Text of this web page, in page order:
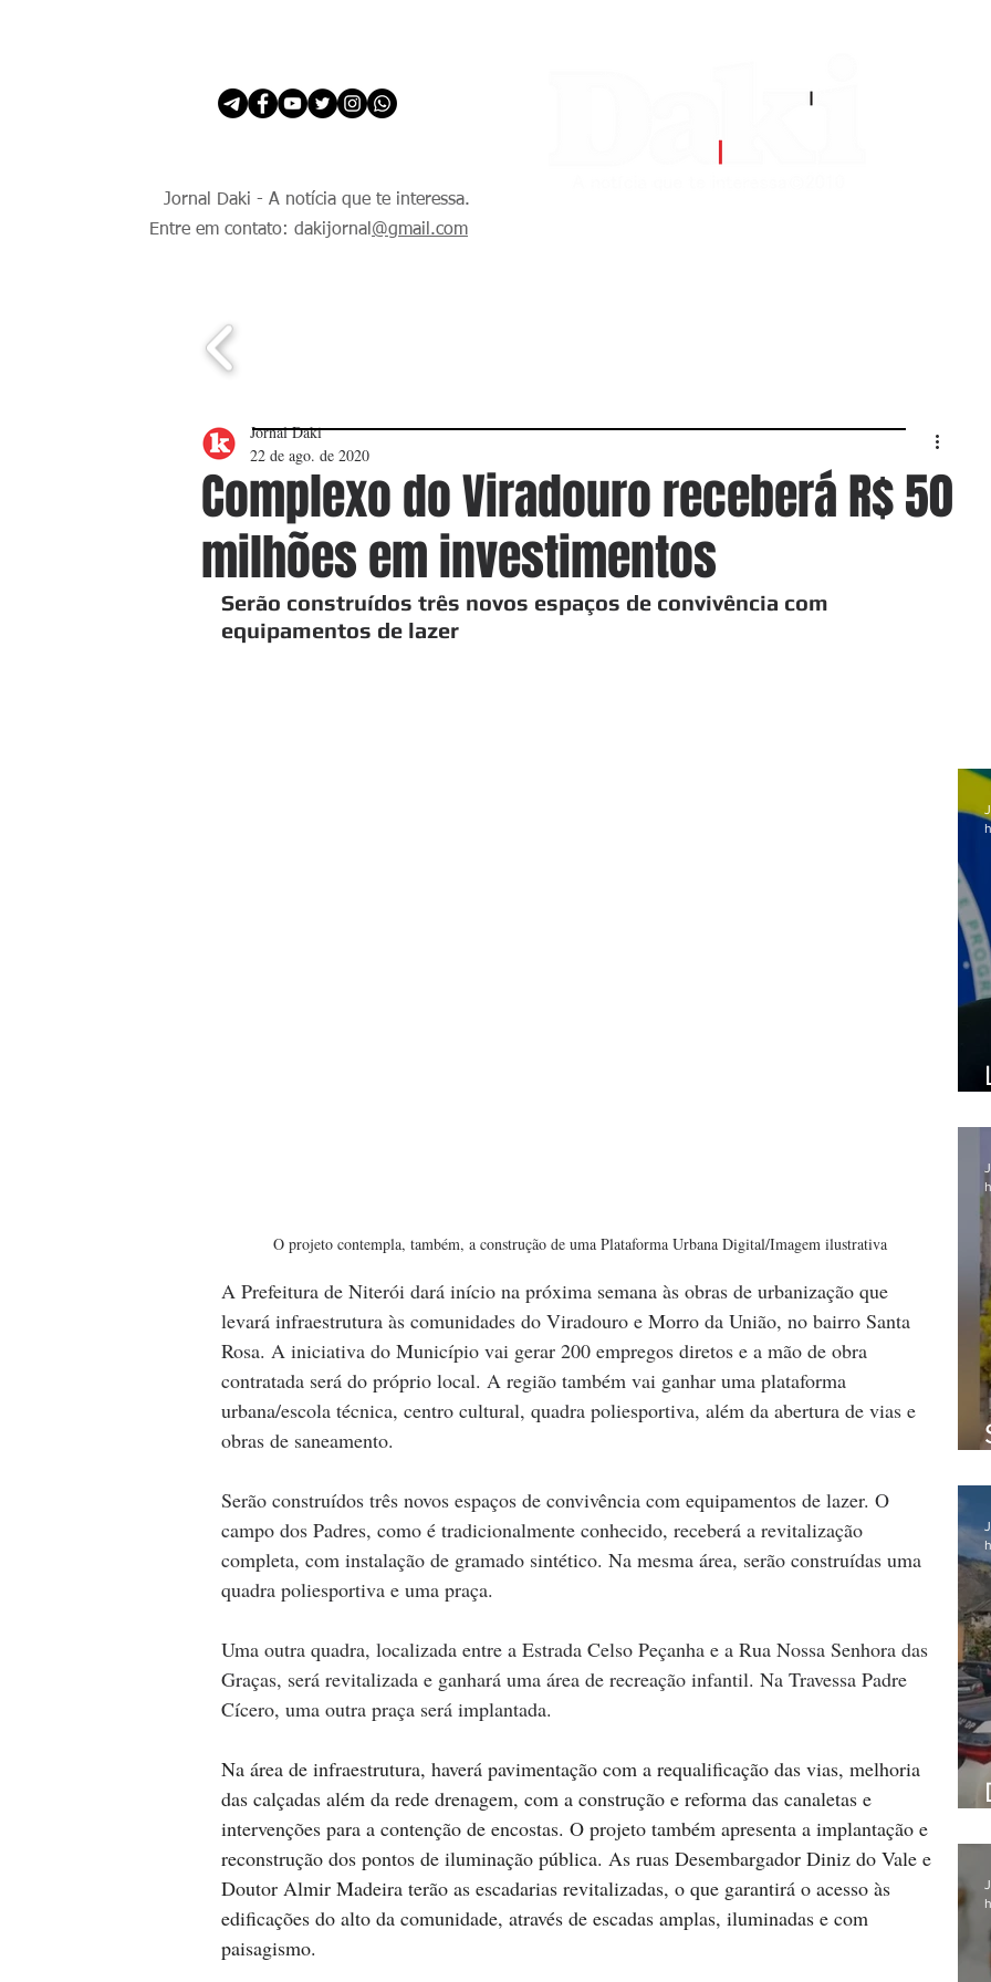
Jornal Daki - A notícia que te interessa.
Entre em contato: dakijornal @gmail.com
Complexo do Viradouro receberá R$ 50
milhões em investimentos
Jornal Daki
22 de ago. de 2020
Serão construídos três novos espaços de convivência com
equipamentos de lazer
O projeto contempla, também, a construção de uma Plataforma Urbana Digital/Imagem ilustrativa
A Prefeitura de Niterói dará início na próxima semana às obras de urbanização que
levará infraestrutura às comunidades do Viradouro e Morro da União, no bairro Santa
Rosa. A iniciativa do Município vai gerar 200 empregos diretos e a mão de obra
contratada será do próprio local. A região também vai ganhar uma plataforma
urbana/escola técnica, centro cultural, quadra poliesportiva, além da abertura de vias e
obras de saneamento.
Serão construídos três novos espaços de convivência com equipamentos de lazer. O
campo dos Padres, como é tradicionalmente conhecido, receberá a revitalização
completa, com instalação de gramado sintético. Na mesma área, serão construídas uma
quadra poliesportiva e uma praça.
Uma outra quadra, localizada entre a Estrada Celso Peçanha e a Rua Nossa Senhora das
Graças, será revitalizada e ganhará uma área de recreação infantil. Na Travessa Padre
Cícero, uma outra praça será implantada.
Na área de infraestrutura, haverá pavimentação com a requalificação das vias, melhoria
das calçadas além da rede drenagem, com a construção e reforma das canaletas e
intervenções para a contenção de encostas. O projeto também apresenta a implantação e
reconstrução dos pontos de iluminação pública. As ruas Desembargador Diniz do Vale e
Doutor Almir Madeira terão as escadarias revitalizadas, o que garantirá o acesso às
edificações do alto da comunidade, através de escadas amplas, iluminadas e com
paisagismo.